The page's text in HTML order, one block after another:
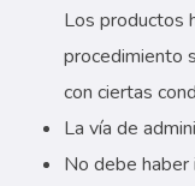
Los productos
procedimiento
con ciertas
La vía de
No debe haber